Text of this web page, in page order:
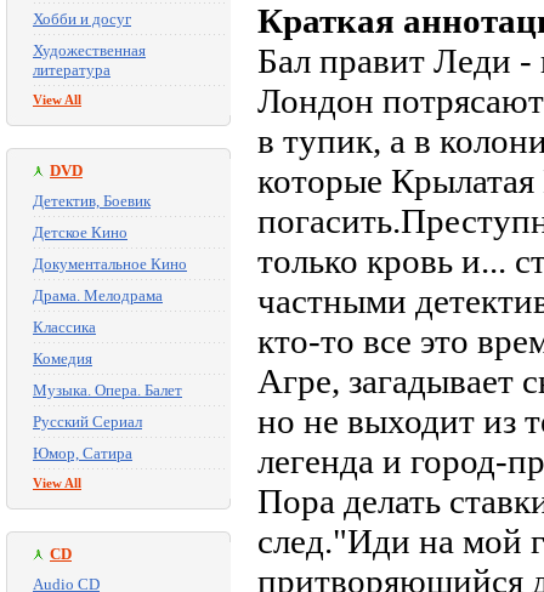
Хобби и досуг
Художественная
литература
View All
DVD
Детектив, Боевик
Детское Кино
Документальное Кино
Драма. Мелодрама
Классика
Комедия
Музыка. Опера. Балет
Русский Сериал
Юмор, Сатира
View All
CD
Audio CD
Краткая
Бал правит Леди -
Лондон
в тупик, а в
которые
только кровь и...
частными
кто-то все это
Агре, загадывает
но не выходит из
легенда и город-
Пора делать
след."Иди на мой
притворяющийся